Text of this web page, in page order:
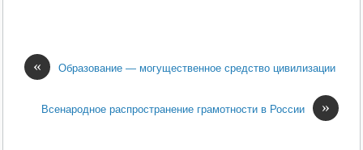
« Образование — могущественное средство цивилизации
»
Всенародное распространение грамотности в России